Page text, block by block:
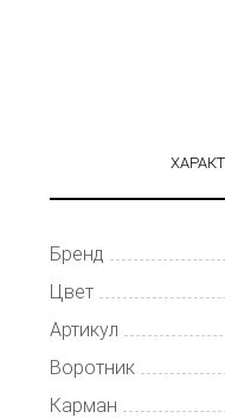
Бренд
Цвет
Артикул
Воротник
Карман